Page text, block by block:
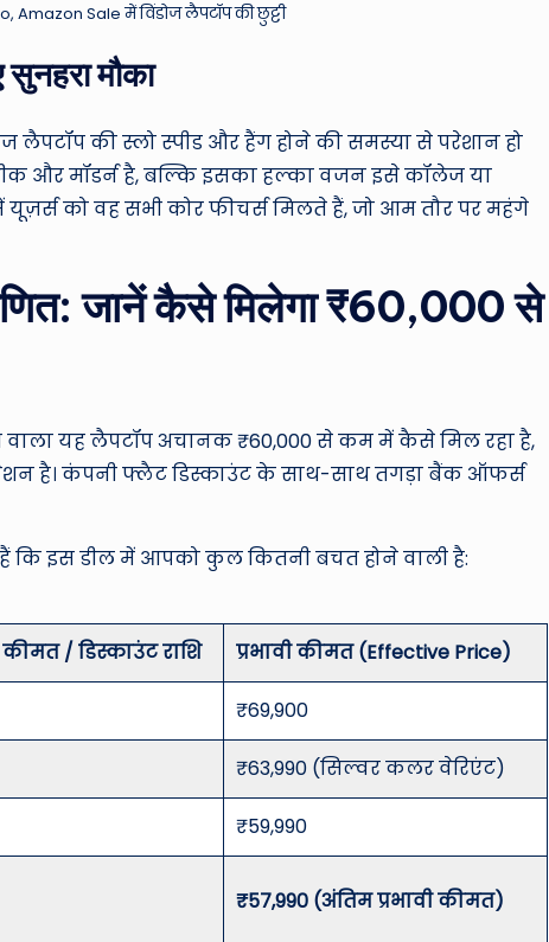
Amazon Sale में विंडोज लैपटॉप की छुट्टी
मौका
की स्लो स्पीड और हैंग होने की समस्या से परेशान हो
और मॉडर्न है, बल्कि इसका हल्का वजन इसे कॉलेज या
को वह सभी कोर फीचर्स मिलते हैं, जो आम तौर पर महंगे
जानें कैसे मिलेगा ₹60,000 से
वाला यह लैपटॉप अचानक ₹60,000 से कम में कैसे मिल रहा है,
है। कंपनी फ्लैट डिस्काउंट के साथ-साथ तगड़ा बैंक ऑफर्स
इस डील में आपको कुल कितनी बचत होने वाली है:
/ डिस्काउंट राशि प्रभावी कीमत (Effective Price)
₹69,900
₹63,990 (सिल्वर कलर वेरिएंट)
₹59,990
₹57,990 (अंतिम प्रभावी कीमत)